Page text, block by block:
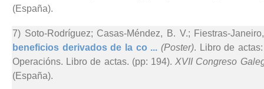
(España).
7) Soto-Rodríguez; Casas-Méndez, B. V.; Fiestras-
beneficios derivados de la co ... (Poster). Libro de
Operacións. Libro de actas. (pp: 194). XVII Congreso
(España).